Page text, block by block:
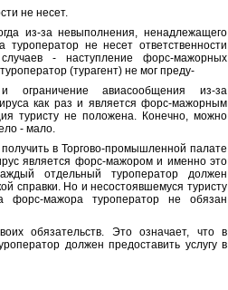
не несет.
из-за невыполнения, ненадлежащего
туроператор не несет ответственности
- наступление форс-мажорных
(турагент) не мог преду-
ограничение авиасообщения из-за
как раз и является форс-мажорным
туристу не положена. Конечно, можно
- мало.
в Торгово-промышленной палате
является форс-мажором и именно это
отдельный туроператор должен
справки. Но и несостоявшемуся туристу
форс-мажора туроператор не обязан
обязательств. Это означает, что в
должен предоставить услугу в